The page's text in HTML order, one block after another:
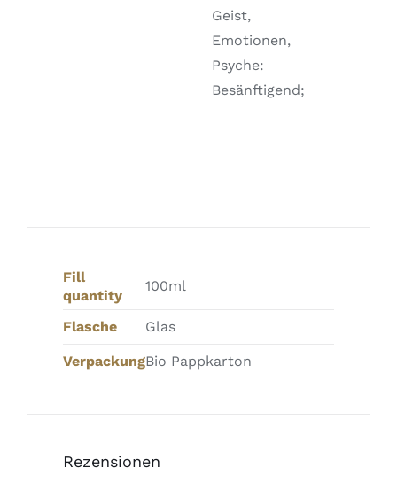
Geist,
Emotionen,
Psyche:
Besänftigend;
Fill
quantity
100ml
Flasche Glas
VerpackungBio Pappkarton
Rezensionen